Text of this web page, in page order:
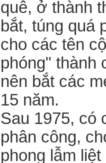
quê, ở thành
bắt, túng quá
cho các tên
phóng" thành
nên bắt các
15 năm.
Sau 1975, có
phân công,
phong lẫm